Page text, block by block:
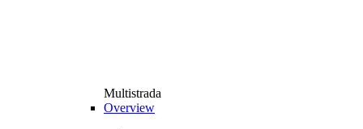
Multistrada
Overview